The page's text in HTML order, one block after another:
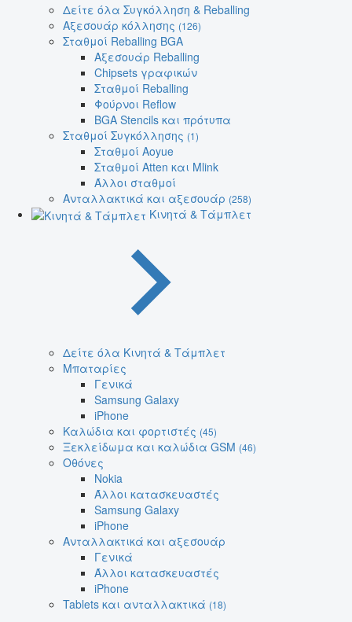
Δείτε όλα Συγκόλληση & Reballing
Αξεσουάρ κόλλησης (126)
Σταθμοί Reballing BGA
Αξεσουάρ Reballing
Chipsets γραφικών
Σταθμοί Reballing
Φούρνοι Reflow
BGA Stencils και πρότυπα
Σταθμοί Συγκόλλησης (1)
Σταθμοί Aoyue
Σταθμοί Atten και Mlink
Άλλοι σταθμοί
Ανταλλακτικά και αξεσουάρ (258)
Κινητά & Τάμπλετ
Δείτε όλα Κινητά & Τάμπλετ
Μπαταρίες
Γενικά
Samsung Galaxy
iPhone
Καλώδια και φορτιστές (45)
Ξεκλείδωμα και καλώδια GSM (46)
Οθόνες
Nokia
Άλλοι κατασκευαστές
Samsung Galaxy
iPhone
Ανταλλακτικά και αξεσουάρ
Γενικά
Άλλοι κατασκευαστές
iPhone
Tablets και ανταλλακτικά (18)